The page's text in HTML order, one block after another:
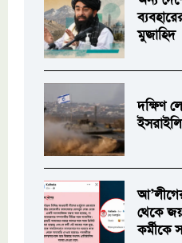
মুজাহিদ
দক্ষিণ
থেকে জয়
কর্মীকে